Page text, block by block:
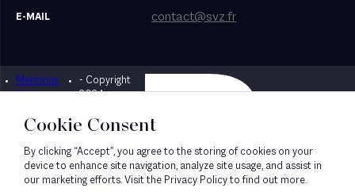
E-MAIL contact@svz.fr
Mentions
légales
- Copyright
2024
Designed by Bonhomme
Cookie Consent
By clicking “Accept”, you agree to the storing of cookies on your
device to enhance site navigation, analyze site usage, and assist in
our marketing efforts. Visit the Privacy Policy to find out more.